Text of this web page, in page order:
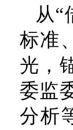
从“
标准
光，
委监
分析